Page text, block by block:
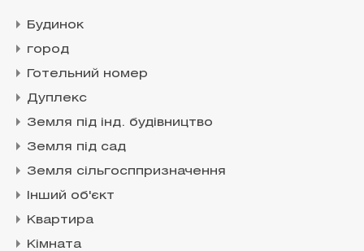
Будинок
город
Готельний номер
Дуплекс
Земля під інд. будівництво
Земля під сад
Земля сільгосппризначення
Інший об'єкт
Квартира
Кімната